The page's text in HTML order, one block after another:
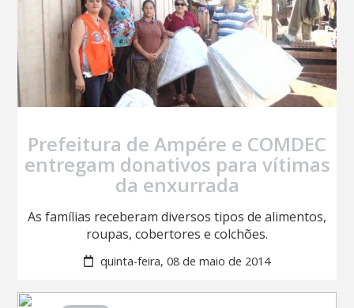
Prefeitura de Ampére e COMDEC
entregam donativos para vítimas
da enxurrada
As famílias receberam diversos tipos de alimentos,
roupas, cobertores e colchões.
quinta-feira, 08 de maio de 2014